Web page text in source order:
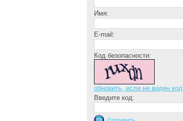
Имя:
E-mail:
Код безопасности:
обновить, если не виден код
Введите код: